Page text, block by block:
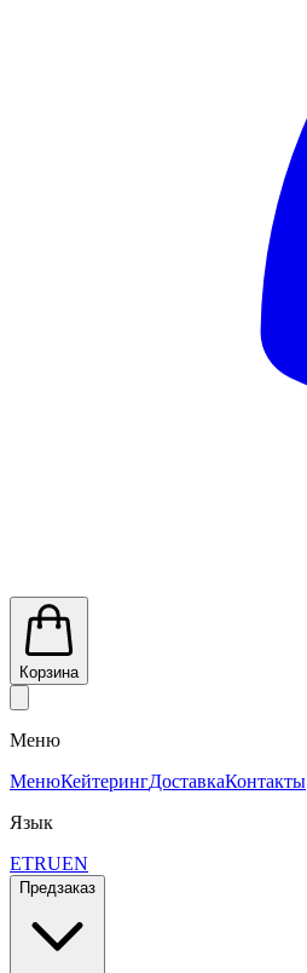
Корзина
Меню
МенюКейтерингДоставкаКонтакты
Язык
ETRUEN
Предзаказ